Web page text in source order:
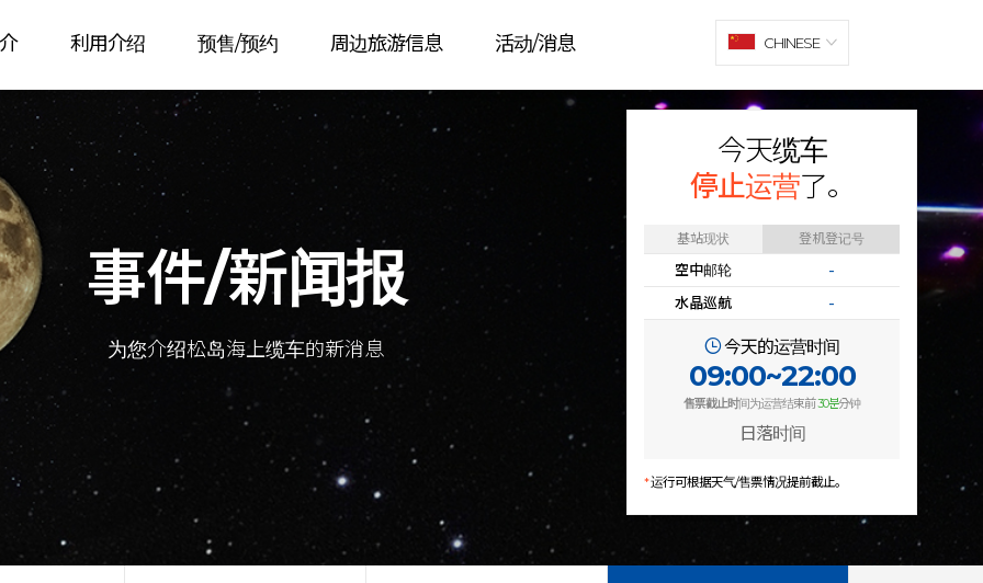
今天缆车
停止运营了。
基站现状 登机登记号
空中邮轮
-
水晶巡航
-
今天的运营时间
09:00~22:00
售票截止时间为运营结束前30분分钟
日落时间
*运行可根据天气/售票情况提前截止。
利用介绍 预售/预约 周边旅游信息 活动/消息 CHINESE
事件/新闻报
为您介绍松岛海上缆车的新消息